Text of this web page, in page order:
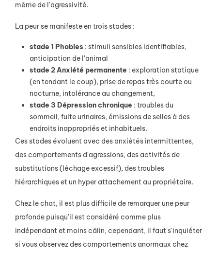
même de l'agressivité.
La peur se manifeste en trois stades :
stade 1 Phobies : stimuli sensibles identifiables,
anticipation de l'animal
stade 2 Anxiété permanente : exploration statique
(en tendant le coup), prise de repas très courte ou
nocturne, intolérance au changement,
stade 3 Dépression chronique : troubles du
sommeil, fuite urinaires, émissions de selles à des
endroits inappropriés et inhabituels.
Ces stades évoluent avec des anxiétés intermittentes,
des comportements d'agressions, des activités de
substitutions (léchage excessif), des troubles
hiérarchiques et un hyper attachement au propriétaire.
Chez le chat, il est plus difficile de remarquer une peur
profonde puisqu'il est considéré comme plus
indépendant et moins câlin, cependant, il faut s'inquiéter
si vous observez des comportements anormaux chez